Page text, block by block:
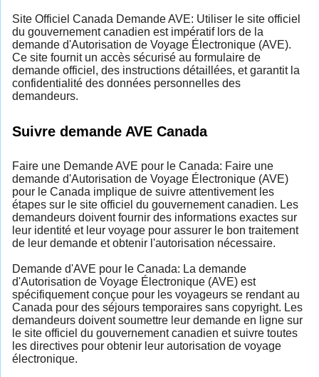
Site Officiel Canada Demande AVE: Utiliser le site officiel
du gouvernement canadien est impératif lors de la
demande d'Autorisation de Voyage Électronique (AVE).
Ce site fournit un accès sécurisé au formulaire de
demande officiel, des instructions détaillées, et garantit la
confidentialité des données personnelles des
demandeurs.
Suivre demande AVE Canada
Faire une Demande AVE pour le Canada: Faire une
demande d'Autorisation de Voyage Électronique (AVE)
pour le Canada implique de suivre attentivement les
étapes sur le site officiel du gouvernement canadien. Les
demandeurs doivent fournir des informations exactes sur
leur identité et leur voyage pour assurer le bon traitement
de leur demande et obtenir l'autorisation nécessaire.
Demande d'AVE pour le Canada: La demande
d'Autorisation de Voyage Électronique (AVE) est
spécifiquement conçue pour les voyageurs se rendant au
Canada pour des séjours temporaires sans copyright. Les
demandeurs doivent soumettre leur demande en ligne sur
le site officiel du gouvernement canadien et suivre toutes
les directives pour obtenir leur autorisation de voyage
électronique.